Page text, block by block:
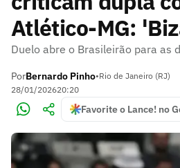
Atlético-MG:
Duelo abre o Brasileirão para as
PorBernardo Pinho•Rio de Janeiro (RJ)
28/01/202620:20
Favorite o Lance! no